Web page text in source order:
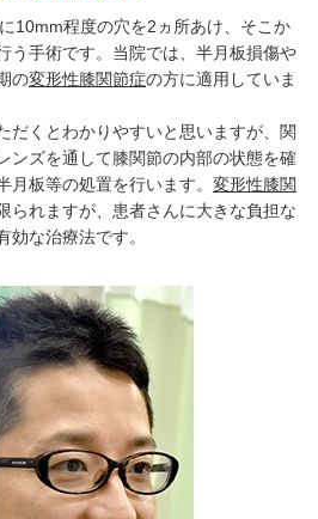
10mm程度の穴を2ヵ所あけ、そこか
う手術です。当院では、半月板損傷や
の変形性膝関節症の方に適用していま
だくとわかりやすいと思いますが、関
ンズを通して膝関節の内部の状態を確
板等の処置を行います。 変形性膝関
られますが、患者さんに大きな負担な
効な治療法です。